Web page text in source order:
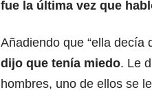
fue la última vez que
Añadiendo que “ella decía
dijo que tenía miedo. Le
hombres, uno de ellos se